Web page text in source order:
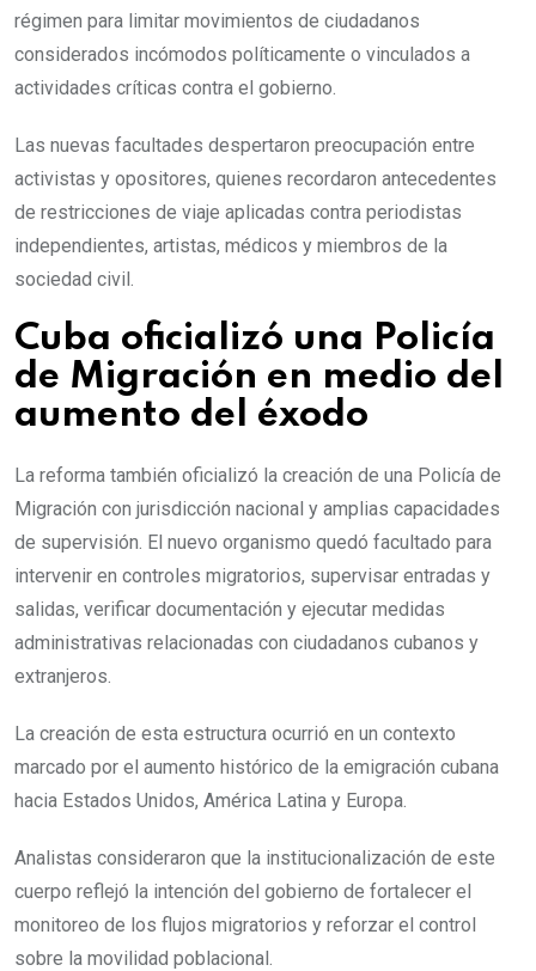
régimen para limitar movimientos de ciudadanos
considerados incómodos políticamente o vinculados a
actividades críticas contra el gobierno.
Las nuevas facultades despertaron preocupación entre
activistas y opositores, quienes recordaron antecedentes
de restricciones de viaje aplicadas contra periodistas
independientes, artistas, médicos y miembros de la
sociedad civil.
Cuba oficializó una Policía
de Migración en medio del
aumento del éxodo
La reforma también oficializó la creación de una Policía de
Migración con jurisdicción nacional y amplias capacidades
de supervisión. El nuevo organismo quedó facultado para
intervenir en controles migratorios, supervisar entradas y
salidas, verificar documentación y ejecutar medidas
administrativas relacionadas con ciudadanos cubanos y
extranjeros.
La creación de esta estructura ocurrió en un contexto
marcado por el aumento histórico de la emigración cubana
hacia Estados Unidos, América Latina y Europa.
Analistas consideraron que la institucionalización de este
cuerpo reflejó la intención del gobierno de fortalecer el
monitoreo de los flujos migratorios y reforzar el control
sobre la movilidad poblacional.